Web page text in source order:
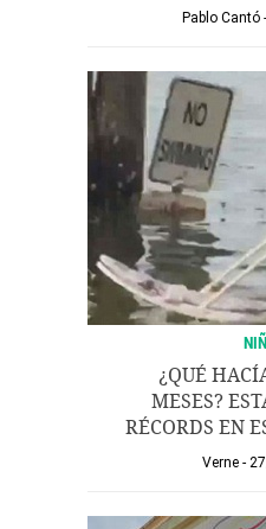
Pablo Cantó
¿QUÉ
MESES?
RÉCORDS EN
Verne